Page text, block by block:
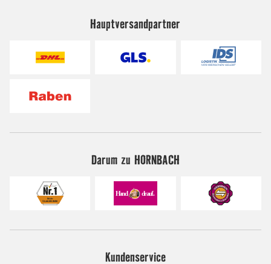
Hauptversandpartner
Darum zu HORNBACH
Kundenservice